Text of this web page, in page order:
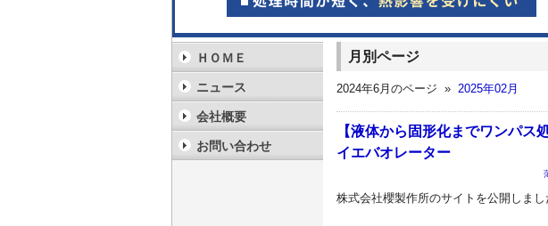
月別ページ
2024年6月のページ » 2025年02月
【液体から固形化までワンパス
イエバオレーター
株式会社櫻製作所のサイトを公開しまし
ＨＯＭＥ
ニュース
会社概要
お問い合わせ